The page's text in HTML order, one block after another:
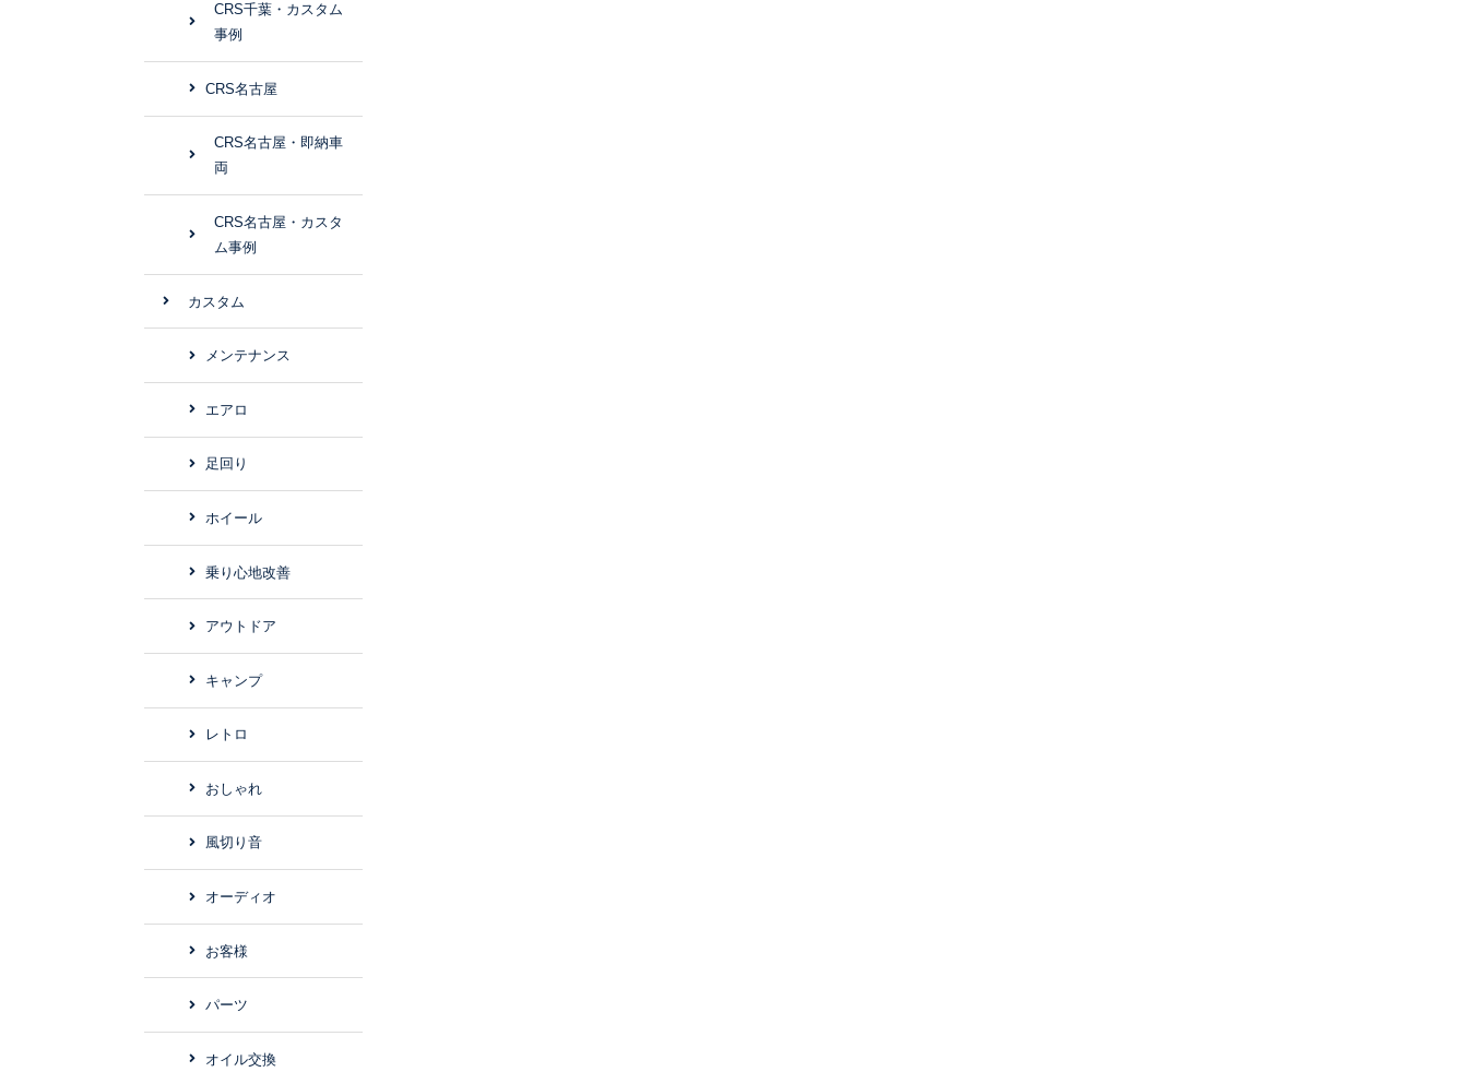
CRS千葉・カスタム
事例
CRS名古屋
CRS名古屋・即納車
両
CRS名古屋・カスタ
ム事例
カスタム
メンテナンス
エアロ
足回り
ホイール
乗り心地改善
アウトドア
キャンプ
レトロ
おしゃれ
風切り音
オーディオ
お客様
パーツ
オイル交換